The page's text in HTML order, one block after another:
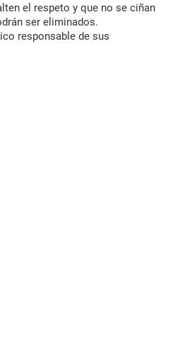
el respeto y que no se ciñan
ser eliminados.
responsable de sus